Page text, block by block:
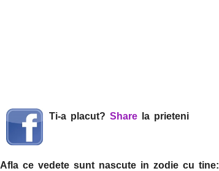
Ti-a placut? Share la prieteni
Afla ce vedete sunt nascute in zodie cu tine: